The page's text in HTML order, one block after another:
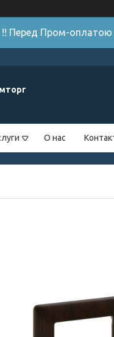
!! Перед Пром-оплатою
О нас